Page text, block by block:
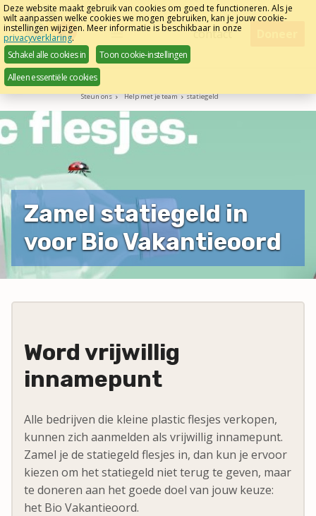
Sla
links
over
Direct
naar
het
menu
Direct
de
inhoud
Menu contact
Steun ons Help met je team statiegeld
Zamel statiegeld in
voor Bio Vakantieoord
Word vrijwillig
innamepunt
Alle bedrijven die kleine plastic flesjes verkopen,
kunnen zich aanmelden als vrijwillig innamepunt.
Zamel je de statiegeld flesjes in, dan kun je ervoor
kiezen om het statiegeld niet terug te geven, maar
te doneren aan het goede doel van jouw keuze:
het Bio Vakantieoord.
Deze website maakt gebruik van cookies om goed te functioneren. Als je
wilt aanpassen welke cookies we mogen gebruiken, kan je jouw cookie-
instellingen wijzigen. Meer informatie is beschikbaar in onze
privacyverklaring.
Schakel alle cookies in
Toon cookie-instellingen
Alleen essentiële cookies